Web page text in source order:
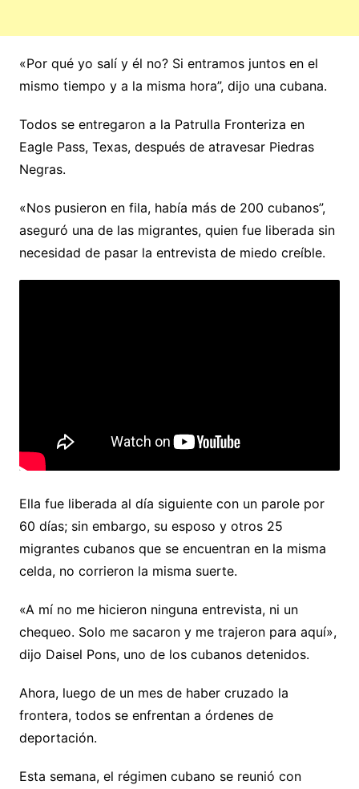
«Por qué yo salí y él no? Si entramos juntos en el
mismo tiempo y a la misma hora”, dijo una cubana.
Todos se entregaron a la Patrulla Fronteriza en
Eagle Pass, Texas, después de atravesar Piedras
Negras.
«Nos pusieron en fila, había más de 200 cubanos”,
aseguró una de las migrantes, quien fue liberada sin
necesidad de pasar la entrevista de miedo creíble.
Ella fue liberada al día siguiente con un parole por
60 días; sin embargo, su esposo y otros 25
migrantes cubanos que se encuentran en la misma
celda, no corrieron la misma suerte.
«A mí no me hicieron ninguna entrevista, ni un
chequeo. Solo me sacaron y me trajeron para aquí»,
dijo Daisel Pons, uno de los cubanos detenidos.
Ahora, luego de un mes de haber cruzado la
frontera, todos se enfrentan a órdenes de
deportación.
Esta semana, el régimen cubano se reunió con